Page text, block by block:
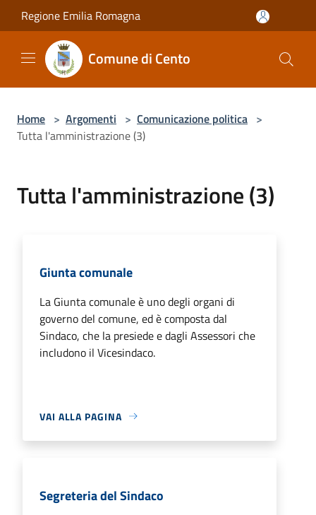
Salta al contenuto principale
Regione Emilia Romagna
Comune di Cento
Home > Argomenti > Comunicazione politica >
Tutta l'amministrazione (3)
Tutta l'amministrazione (3)
Giunta comunale
La Giunta comunale è uno degli organi di
governo del comune, ed è composta dal
Sindaco, che la presiede e dagli Assessori che
includono il Vicesindaco.
VAI ALLA PAGINA
Segreteria del Sindaco